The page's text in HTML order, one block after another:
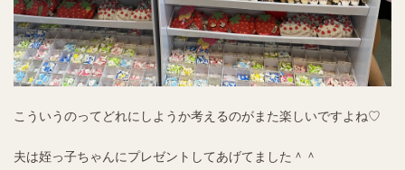
こういうのってどれにしようか考えるのがまた楽しいですよね♡
夫は姪っ子ちゃんにプレゼントしてあげてました＾＾